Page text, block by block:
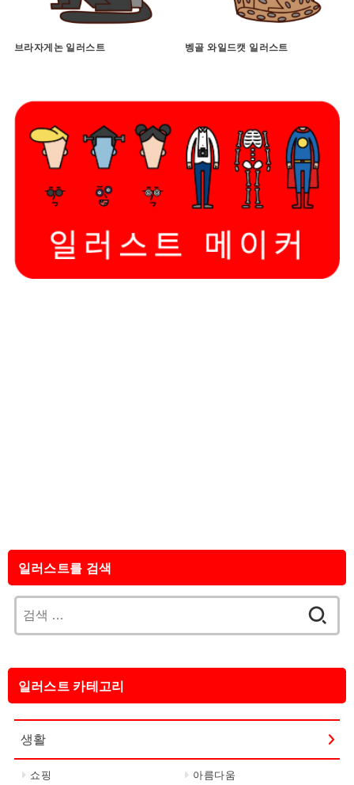
브라자게논 일러스트 벵골 와일드캣 일러스트
일러스트를 검색
색:
일러스트 카테고리
생활
쇼핑 아름다움